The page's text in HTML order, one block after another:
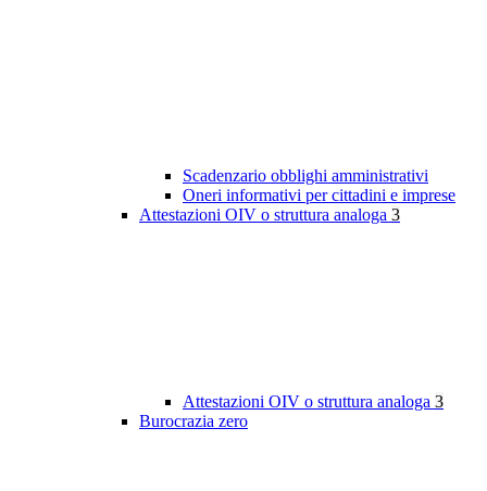
Scadenzario obblighi amministrativi
Oneri informativi per cittadini e imprese
Attestazioni OIV o struttura analoga 3
Attestazioni OIV o struttura analoga 3
Burocrazia zero